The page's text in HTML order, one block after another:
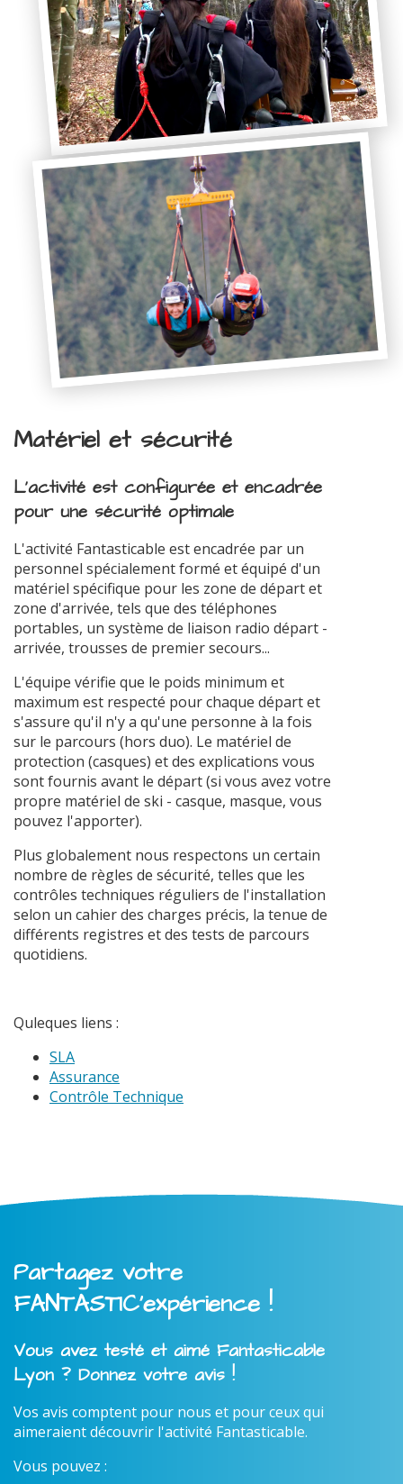
Matériel et sécurité
L'activité est configurée et encadrée
pour une sécurité optimale
L'activité Fantasticable est encadrée par un
personnel spécialement formé et équipé d'un
matériel spécifique pour les zone de départ et
zone d'arrivée, tels que des téléphones
portables, un système de liaison radio départ -
arrivée, trousses de premier secours...
L'équipe vérifie que le poids minimum et
maximum est respecté pour chaque départ et
s'assure qu'il n'y a qu'une personne à la fois
sur le parcours (hors duo). Le matériel de
protection (casques) et des explications vous
sont fournis avant le départ (si vous avez votre
propre matériel de ski - casque, masque, vous
pouvez l'apporter).
Plus globalement nous respectons un certain
nombre de règles de sécurité, telles que les
contrôles techniques réguliers de l'installation
selon un cahier des charges précis, la tenue de
différents registres et des tests de parcours
quotidiens.
Quleques liens :
SLA
Assurance
Contrôle Technique
Partagez votre
FANTASTIC'expérience !
Vous avez testé et aimé Fantasticable
Lyon ? Donnez votre avis !
Vos avis comptent pour nous et pour ceux qui
aimeraient découvrir l'activité Fantasticable.
Vous pouvez :